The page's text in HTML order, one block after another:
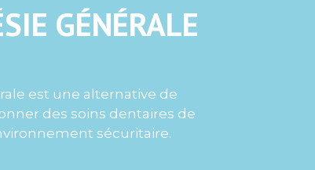
GÉNÉRALE
est une alternative de
des soins dentaires de
sécuritaire.